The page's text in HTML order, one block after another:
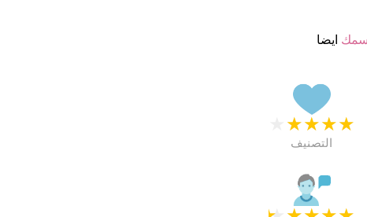
ايضا
★
★
★
★
التصنيف